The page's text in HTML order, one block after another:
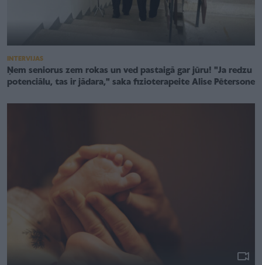
INTERVIJAS
Ņem seniorus zem rokas un ved pastaigā gar jūru! "Ja redzu
potenciālu, tas ir jādara," saka fizioterapeite Alise Pētersone